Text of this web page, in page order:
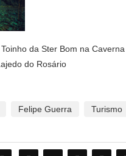
da Ster Bom na
do Rosário
Felipe Guerra Turismo